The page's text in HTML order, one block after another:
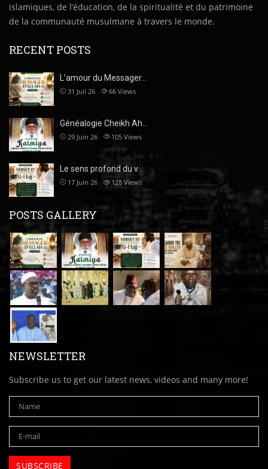
islamiques, de l’éducation, de la spiritualité et du patrimoine
de la communauté musulmane à travers le monde.
RECENT POSTS
L’amour du Messager…
31 Juil 26 66 Views
Généalogie Cheikh Ah…
29 Juin 26 105 Views
Le sens profond du v…
17 Juin 26 128 Views
POSTS GALLERY
NEWSLETTER
Subscribe us to get our latest news, videos and many more!